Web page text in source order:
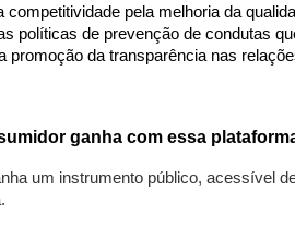
competitividade pela melhoria da
políticas de prevenção de condutas
promoção da transparência nas
ganha com essa
um instrumento público, acessível